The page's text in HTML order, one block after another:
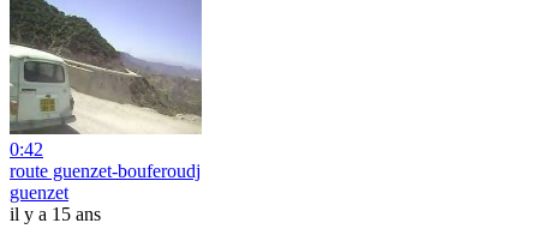
0:42
route guenzet-bouferoudj
guenzet
il y a 15 ans